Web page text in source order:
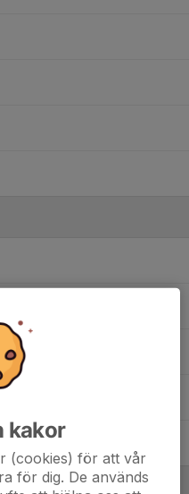
kakor
(cookies) för att vår
för dig. De används